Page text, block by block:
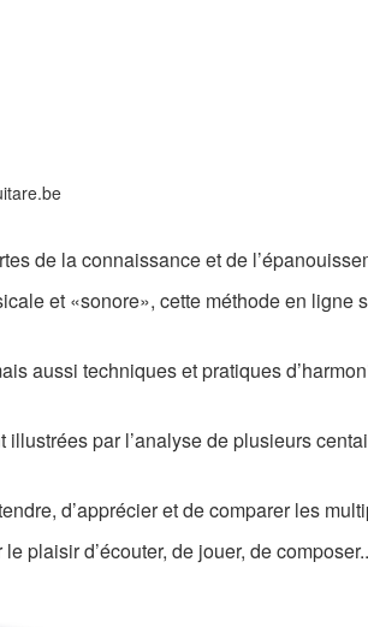
de la connaissance et de
et «sonore», cette méthode en ligne
aussi techniques et pratiques
par l’analyse de plusieurs
d’apprécier et de comparer les
d’écouter, de jouer, de